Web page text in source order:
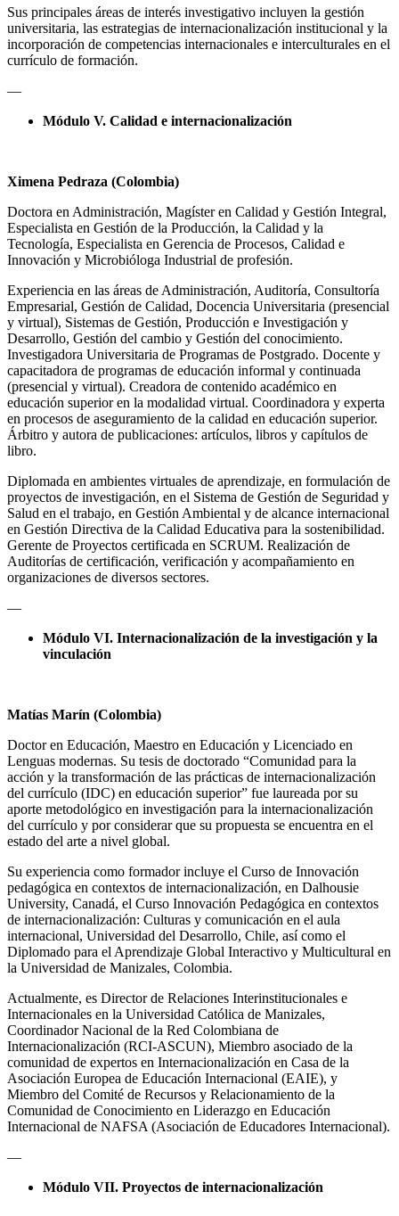
Sus principales áreas de interés investigativo incluyen la gestión
universitaria, las estrategias de internacionalización institucional y la
incorporación de competencias internacionales e interculturales en el
currículo de formación.
—
Módulo V. Calidad e internacionalización
Ximena Pedraza (Colombia)
Doctora en Administración, Magíster en Calidad y Gestión Integral,
Especialista en Gestión de la Producción, la Calidad y la
Tecnología, Especialista en Gerencia de Procesos, Calidad e
Innovación y Microbióloga Industrial de profesión.
Experiencia en las áreas de Administración, Auditoría, Consultoría
Empresarial, Gestión de Calidad, Docencia Universitaria (presencial
y virtual), Sistemas de Gestión, Producción e Investigación y
Desarrollo, Gestión del cambio y Gestión del conocimiento.
Investigadora Universitaria de Programas de Postgrado. Docente y
capacitadora de programas de educación informal y continuada
(presencial y virtual). Creadora de contenido académico en
educación superior en la modalidad virtual. Coordinadora y experta
en procesos de aseguramiento de la calidad en educación superior.
Árbitro y autora de publicaciones: artículos, libros y capítulos de
libro.
Diplomada en ambientes virtuales de aprendizaje, en formulación de
proyectos de investigación, en el Sistema de Gestión de Seguridad y
Salud en el trabajo, en Gestión Ambiental y de alcance internacional
en Gestión Directiva de la Calidad Educativa para la sostenibilidad.
Gerente de Proyectos certificada en SCRUM. Realización de
Auditorías de certificación, verificación y acompañamiento en
organizaciones de diversos sectores.
—
Módulo VI. Internacionalización de la investigación y la
vinculación
Matías Marín (Colombia)
Doctor en Educación, Maestro en Educación y Licenciado en
Lenguas modernas. Su tesis de doctorado “Comunidad para la
acción y la transformación de las prácticas de internacionalización
del currículo (IDC) en educación superior” fue laureada por su
aporte metodológico en investigación para la internacionalización
del currículo y por considerar que su propuesta se encuentra en el
estado del arte a nivel global.
Su experiencia como formador incluye el Curso de Innovación
pedagógica en contextos de internacionalización, en Dalhousie
University, Canadá, el Curso Innovación Pedagógica en contextos
de internacionalización: Culturas y comunicación en el aula
internacional, Universidad del Desarrollo, Chile, así como el
Diplomado para el Aprendizaje Global Interactivo y Multicultural en
la Universidad de Manizales, Colombia.
Actualmente, es Director de Relaciones Interinstitucionales e
Internacionales en la Universidad Católica de Manizales,
Coordinador Nacional de la Red Colombiana de
Internacionalización (RCI-ASCUN), Miembro asociado de la
comunidad de expertos en Internacionalización en Casa de la
Asociación Europea de Educación Internacional (EAIE), y
Miembro del Comité de Recursos y Relacionamiento de la
Comunidad de Conocimiento en Liderazgo en Educación
Internacional de NAFSA (Asociación de Educadores Internacional).
—
Módulo VII. Proyectos de internacionalización